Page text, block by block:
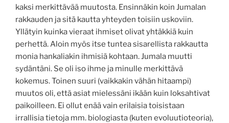
kaksi merkittävää muutosta. Ensinnäkin koin Jumalan
rakkauden ja sitä kautta yhteyden toisiin uskoviin.
Yllätyin kuinka vieraat ihmiset olivat yhtäkkiä kuin
perhettä. Aloin myös itse tuntea sisarellista rakkautta
monia hankaliakin ihmisiä kohtaan. Jumala muutti
sydäntäni. Se oli iso ihme ja minulle merkittävä
kokemus. Toinen suuri (vaikkakin vähän hitaampi)
muutos oli, että asiat mielessäni ikään kuin loksahtivat
paikoilleen. Ei ollut enää vain erilaisia toisistaan
irrallisia tietoja mm. biologiasta (kuten evoluutioteoria),